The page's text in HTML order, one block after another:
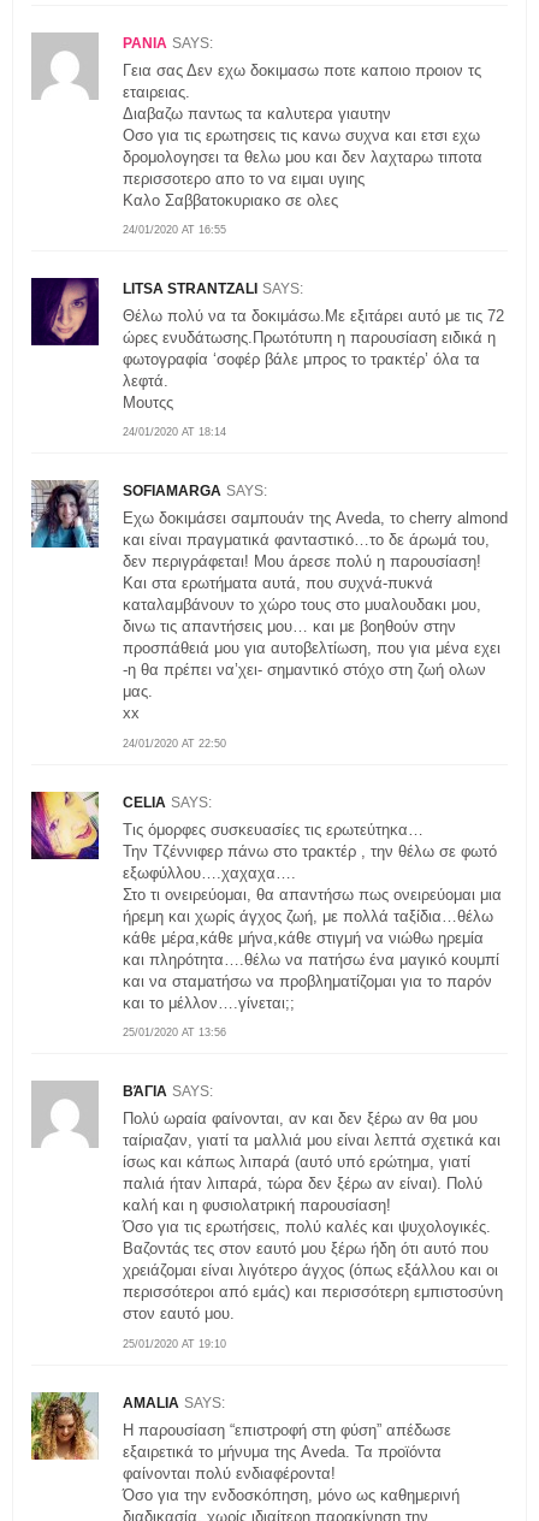
ΡΑΝΙΑ SAYS:
24/01/2020 AT 16:55
Γεια σας Δεν εχω δοκιμασω ποτε καποιο προιον τς
εταιρειας.
Διαβαζω παντως τα καλυτερα γιαυτην
Οσο για τις ερωτησεις τις κανω συχνα και ετσι εχω
δρομολογησει τα θελω μου και δεν λαχταρω τιποτα
περισσοτερο απο το να ειμαι υγιης
Καλο Σαββατοκυριακο σε ολες
LITSA STRANTZALI SAYS:
24/01/2020 AT 18:14
Θέλω πολύ να τα δοκιμάσω.Με εξιτάρει αυτό με τις 72
ώρες ενυδάτωσης.Πρωτότυπη η παρουσίαση ειδικά η
φωτογραφία ‘σοφέρ βάλε μπρος το τρακτέρ’ όλα τα
λεφτά.
Μουτςς
SOFIAMARGA SAYS:
24/01/2020 AT 22:50
Εχω δοκιμάσει σαμπουάν της Aveda, το cherry almond
και είναι πραγματικά φανταστικό…το δε άρωμά του,
δεν περιγράφεται! Μου άρεσε πολύ η παρουσίαση!
Και στα ερωτήματα αυτά, που συχνά-πυκνά
καταλαμβάνουν το χώρο τους στο μυαλουδακι μου,
δινω τις απαντήσεις μου… και με βοηθούν στην
προσπάθειά μου για αυτοβελτίωση, που για μένα εχει
-η θα πρέπει να’χει- σημαντικό στόχο στη ζωή ολων
μας.
xx
CELIA SAYS:
25/01/2020 AT 13:56
Τις όμορφες συσκευασίες τις ερωτεύτηκα…
Την Τζέννιφερ πάνω στο τρακτέρ , την θέλω σε φωτό
εξωφύλλου….χαχαχα….
Στο τι ονειρεύομαι, θα απαντήσω πως ονειρεύομαι μια
ήρεμη και χωρίς άγχος ζωή, με πολλά ταξίδια…θέλω
κάθε μέρα,κάθε μήνα,κάθε στιγμή να νιώθω ηρεμία
και πληρότητα….θέλω να πατήσω ένα μαγικό κουμπί
και να σταματήσω να προβληματίζομαι για το παρόν
και το μέλλον….γίνεται;;
ΒΆΓΙΑ SAYS:
25/01/2020 AT 19:10
Πολύ ωραία φαίνονται, αν και δεν ξέρω αν θα μου
ταίριαζαν, γιατί τα μαλλιά μου είναι λεπτά σχετικά και
ίσως και κάπως λιπαρά (αυτό υπό ερώτημα, γιατί
παλιά ήταν λιπαρά, τώρα δεν ξέρω αν είναι). Πολύ
καλή και η φυσιολατρική παρουσίαση!
Όσο για τις ερωτήσεις, πολύ καλές και ψυχολογικές.
Βαζοντάς τες στον εαυτό μου ξέρω ήδη ότι αυτό που
χρειάζομαι είναι λιγότερο άγχος (όπως εξάλλου και οι
περισσότεροι από εμάς) και περισσότερη εμπιστοσύνη
στον εαυτό μου.
AMALIA SAYS:
Η παρουσίαση “επιστροφή στη φύση” απέδωσε
εξαιρετικά το μήνυμα της Aveda. Τα προϊόντα
φαίνονται πολύ ενδιαφέροντα!
Όσο για την ενδοσκόπηση, μόνο ως καθημερινή
διαδικασία, χωρίς ιδιαίτερη παρακίνηση την